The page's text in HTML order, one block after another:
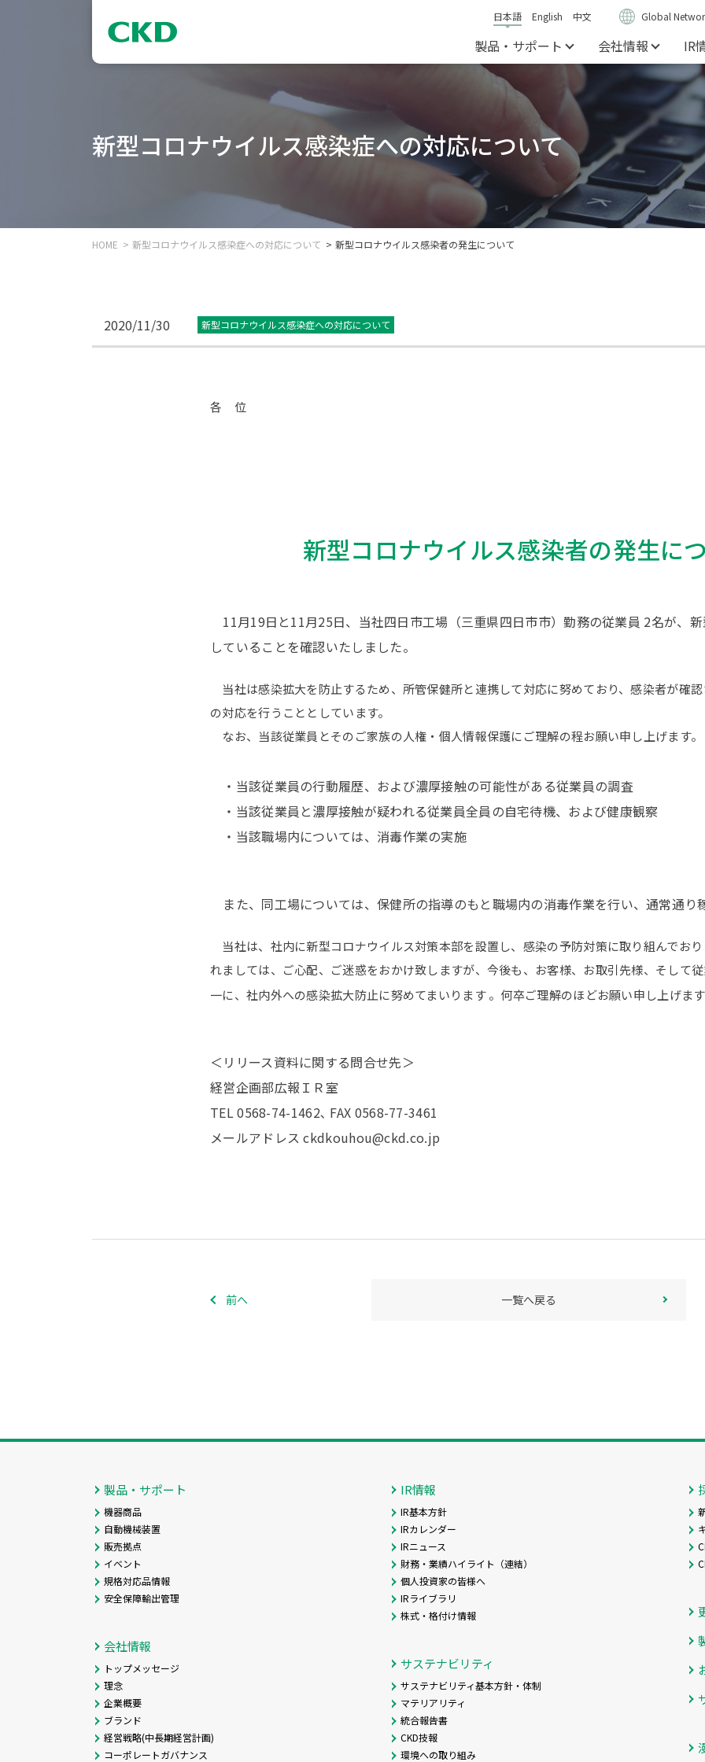
日本語 English 中文 Global
製品・サポート 会社情報 IR
新型コロナウイルス感染症への対応について
HOME 新型コロナウイルス感染症への対応について 新型コロナウイルス感染者の発生について
2020/11/30 新型コロナウイルス感染症への対応について
各 位
新型コロナウイルス感染者の発生に
11月19日と11月25日、当社四日市工場（三重県四日市市）勤務の従業員 2名が、
していることを確認いたしました。
当社は感染拡大を防止するため、所管保健所と連携して対応に努めており、感染者が確
の対応を行うこととしています。
なお、当該従業員とそのご家族の人権・個人情報保護にご理解の程お願い申し上げます。
・当該従業員の行動履歴、および濃厚接触の可能性がある従業員の調査
・当該従業員と濃厚接触が疑われる従業員全員の自宅待機、および健康観察
・当該職場内については、消毒作業の実施
また、同工場については、保健所の指導のもと職場内の消毒作業を行い、通常通り
当社は、社内に新型コロナウイルス対策本部を設置し、感染の予防対策に取り組んでお
れましては、ご心配、ご迷惑をおかけ致しますが、今後も、お客様、お取引先様、そして
一に、社内外への感染拡大防止に努めてまいります 。何卒ご理解のほどお願い申し上げま
＜リリース資料に関する問合せ先＞
経営企画部広報ＩＲ室
TEL 0568-74-1462､ FAX 0568-77-3461
メールアドレス ckdkouhou@ckd.co.jp
前へ 一覧へ戻る
製品・サポート
機器商品
自動機械装置
販売拠点
イベント
規格対応品情報
安全保障輸出管理
会社情報
トップメッセージ
理念
企業概要
ブランド
経営戦略(中長期経営計画)
コーポレートガバナンス
IR情報
IR基本方針
IRカレンダー
IRニュース
財務・業績ハイライト（連結）
個人投資家の皆様へ
IRライブラリ
株式・格付け情報
サステナビリティ
サステナビリティ基本方針・体制
マテリアリティ
統合報告書
CKD技報
環境への取り組み